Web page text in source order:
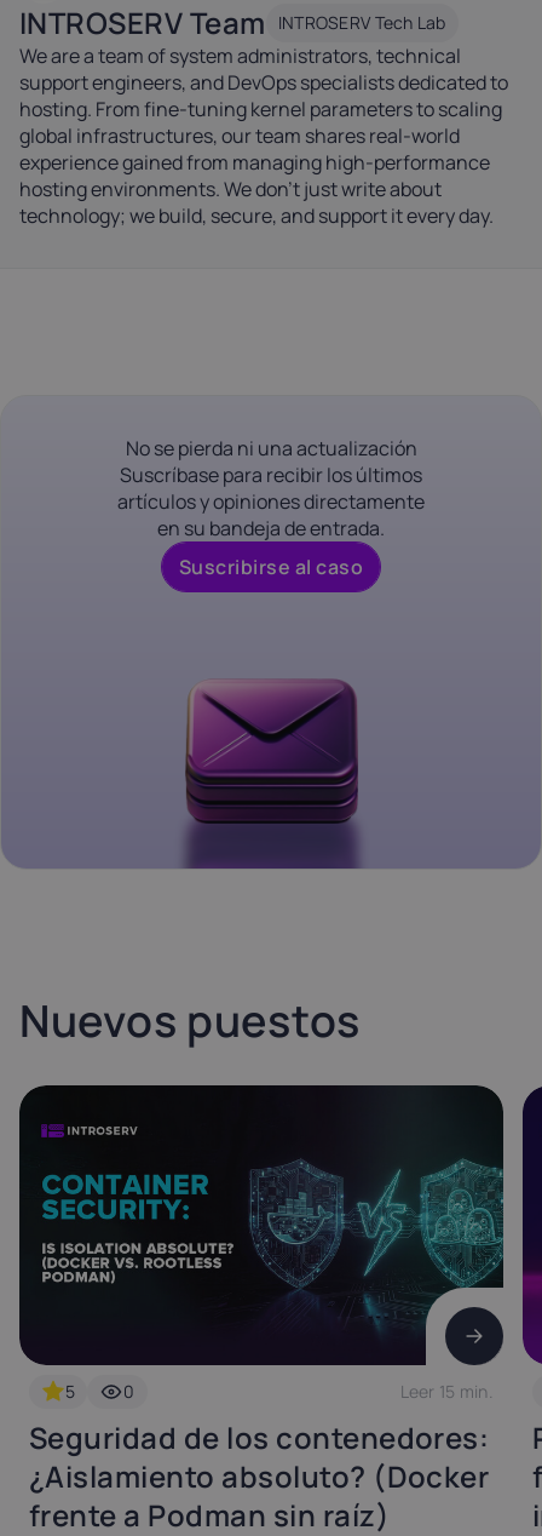
INTROSERV Team INTROSERV Tech Lab
We are a team of system administrators, technical
support engineers, and DevOps specialists dedicated to
hosting. From fine-tuning kernel parameters to scaling
global infrastructures, our team shares real-world
experience gained from managing high-performance
hosting environments. We don't just write about
technology; we build, secure, and support it every day.
No se pierda ni una actualización
Suscríbase para recibir los últimos
artículos y opiniones directamente
en su bandeja de entrada.
Suscribirse al caso
Nuevos puestos
5 0 Leer 15 min.
Seguridad de los contenedores:
¿Aislamiento absoluto? (Docker
frente a Podman sin raíz)